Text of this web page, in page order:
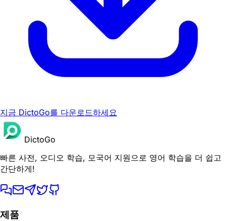
지금 DictoGo를 다운로드하세요
DictoGo
빠른 사전, 오디오 학습, 모국어 지원으로 영어 학습을 더 쉽고
간단하게!
제품